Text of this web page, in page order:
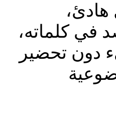
في كلماته،
دون تحضير